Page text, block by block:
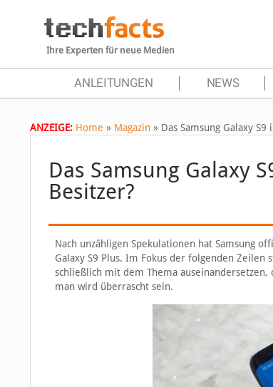
Ihre Experten für neue Medien
ANLEITUNGEN NEWS
ANZEIGE: Home » Magazin » Das Samsung Galaxy
Das Samsung Galaxy
Besitzer?
Nach unzähligen Spekulationen hat Samsung
Galaxy S9 Plus. Im Fokus der folgenden
schließlich mit dem Thema
man wird überrascht sein.